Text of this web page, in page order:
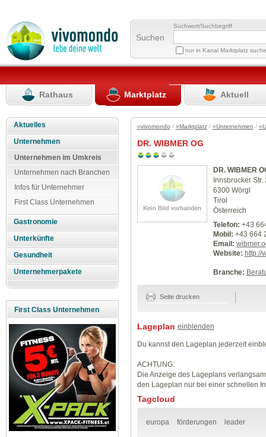
Suchen
Suchwort/Suchbegriff
nur in Kanal Marktplatz
Rathaus Marktplatz Aktuell
Aktuelles
Unternehmen
Unternehmen im Umkreis
Unternehmen nach Branchen
Infos für Unternehmer
First Class Unternehmen
Gastronomie
Unterkünfte
Gesundheit
Unternehmerpakete
First Class Unternehmen
»vivomondo / »Marktplatz/ »Unternehmen /
DR. WIBMER OG
DR. WIBMER
Innsbrucker Str.
6300 Wörgl
Tirol
Österreich
Telefon: +43
Mobil: +43 664
Email:
Website: http://
Branche:
Seite drucken
Lageplan einblenden
Du kannst den Lageplan jederzeit
ACHTUNG:
Die Anzeige des Lageplans
den Lageplan nur bei einer schnellen
Tagcloud
europa förderungen leader